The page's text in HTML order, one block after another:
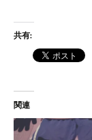
共有:
関連